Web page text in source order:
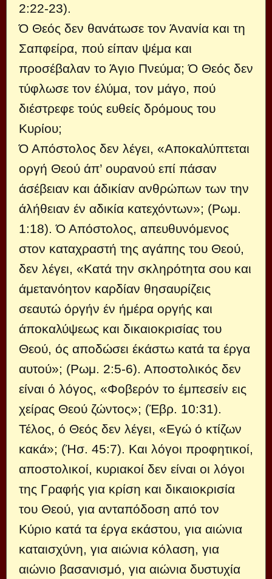
2:22-23).
Ό Θεός δεν θανάτωσε τον Άνανία και τη
Σαπφείρα, πού είπαν ψέμα και
προσέβαλαν το Άγιο Πνεύμα; Ό Θεός δεν
τύφλωσε τον έλύμα, τον μάγο, πού
διέστρεφε τούς ευθείς δρόμους του
Κυρίου;
Ό Απόστολος δεν λέγει, «Αποκαλύ­πτεται
οργή Θεού άπ’ ουρανού επί πάσαν
άσέβειαν και άδικίαν ανθρώπων των την
άλήθειαν έν αδικία κατεχόν­των»; (Ρωμ.
1:18). Ό Απόστολος, απευ­θυνόμενος
στον καταχραστή της αγά­πης του Θεού,
δεν λέγει, «Κατά την σκληρότητα σου και
άμετανόητον καρδίαν θησαυρίζεις
σεαυτώ όργήν έν ήμέρα οργής και
άποκαλύψεως και δικαιοκρισίας του
Θεού, ός αποδώσει έκάστω κατά τα έργα
αυτού»; (Ρωμ. 2:5-6). Απο­στολικός δεν
είναι ό λόγος, «Φοβερόν το έμπεσείν εις
χείρας Θεού ζώντος»; (Έβρ. 10:31).
Τέλος, ό Θεός δεν λέγει, «Εγώ ό κτίζων
κακά»; (Ήσ. 45:7). Και λόγοι προφη­τικοί,
αποστολικοί, κυριακοί δεν είναι οι λόγοι
της Γραφής για κρίση και δικαιοκρισία
του Θεού, για ανταπόδοση από τον
Κύριο κατά τα έργα εκάστου, για αιώνια
καταισχύνη, για αιώνια κόλαση, για
αιώνιο βασανισμό, για αιώνια δυ­στυχία